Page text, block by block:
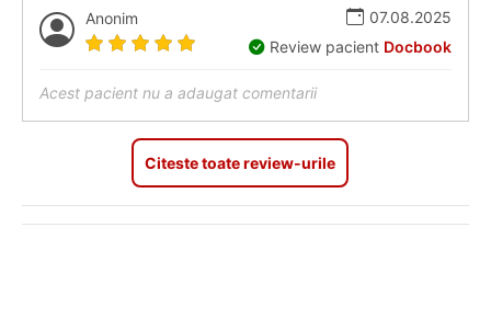
Anonim
07.08.2025
Review pacient Docbook
Acest pacient nu a adaugat comentarii
Citeste toate review-urile